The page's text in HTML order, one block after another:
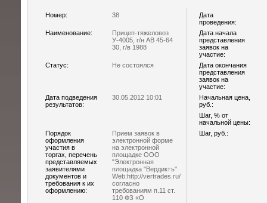
Номер: 38
Дата
проведения:
Наименование:
Прицеп-тяжеловоз
У-4005, г/н АВ 45-64
30, г/в 1988
Дата начала
представления
заявок на
участие:
Статус:
Не состоялся
Дата окончания
представления
заявок на
участие:
Дата подведения
результатов:
30.05.2012 10:01
Начальная цена,
руб.:
Шаг, % от
начальной цены:
Порядок
оформления
участия в
торгах, перечень
представляемых
заявителями
документов и
требования к их
оформлению:
Прием заявок в
электронной форме
на электронной
площадке ООО
"Электронная
площадка "Вердиктъ"
Web:http://vertrades.ru/
согласно
требованиям п.11 ст.
110 ФЗ «О
Шаг, руб.: